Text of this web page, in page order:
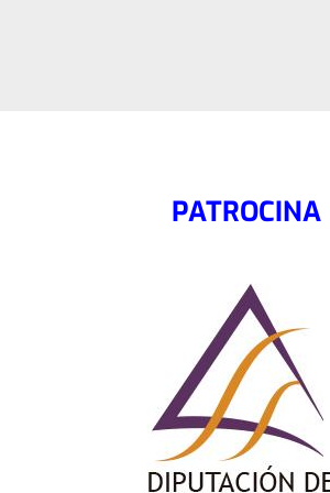
PATROCINA